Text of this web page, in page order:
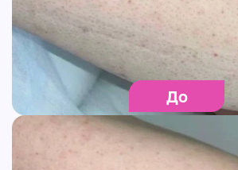
До